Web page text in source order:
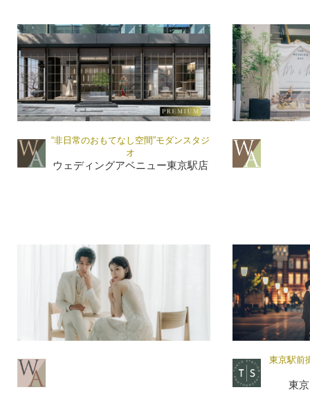
“非日常のおもてなし空間”モダンスタジ
オ
ウェディングアベニュー東京駅店
東京駅前
東